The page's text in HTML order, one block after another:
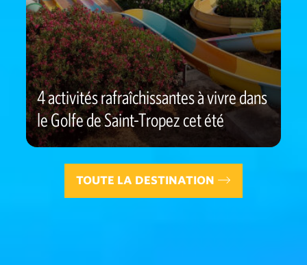
4 activités rafraîchissantes à vivre dans
le Golfe de Saint-Tropez cet été
TOUTE LA DESTINATION